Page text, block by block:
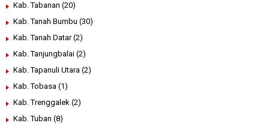
Kab. Tabanan (20)
Kab. Tanah Bumbu (30)
Kab. Tanah Datar (2)
Kab. Tanjungbalai (2)
Kab. Tapanuli Utara (2)
Kab. Tobasa (1)
Kab. Trenggalek (2)
Kab. Tuban (8)